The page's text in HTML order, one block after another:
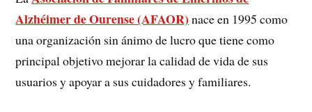
Alzhéimer de Ourense (AFAOR) nace en 1995 como
una organización sin ánimo de lucro que tiene como
principal objetivo mejorar la calidad de vida de sus
usuarios y apoyar a sus cuidadores y familiares.